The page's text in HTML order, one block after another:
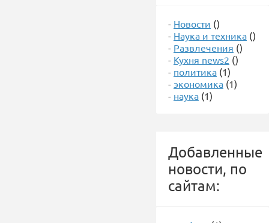
- Новости ()
- Наука и техника ()
- Развлечения ()
- Кухня news2 ()
- политика (1)
- экономика (1)
- наука (1)
Добавленные
новости, по
сайтам: